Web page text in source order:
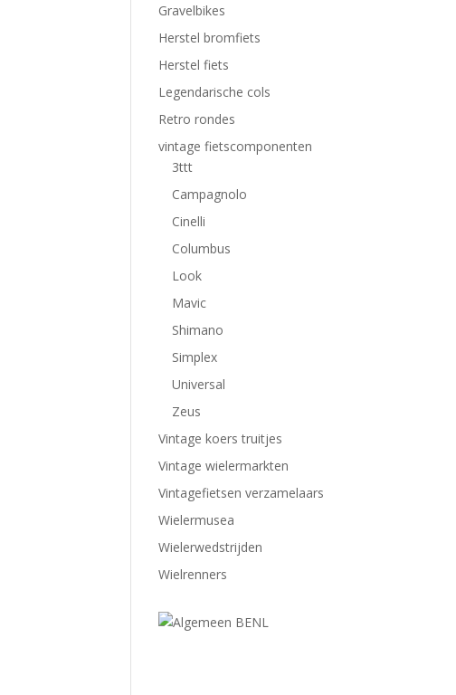
Gravelbikes
Herstel bromfiets
Herstel fiets
Legendarische cols
Retro rondes
vintage fietscomponenten
3ttt
Campagnolo
Cinelli
Columbus
Look
Mavic
Shimano
Simplex
Universal
Zeus
Vintage koers truitjes
Vintage wielermarkten
Vintagefietsen verzamelaars
Wielermusea
Wielerwedstrijden
Wielrenners